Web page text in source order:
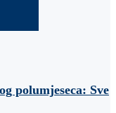
polumjeseca: Sve